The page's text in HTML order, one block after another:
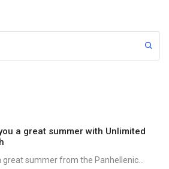
a great summer with Unlimited
great summer from the Panhellenic...